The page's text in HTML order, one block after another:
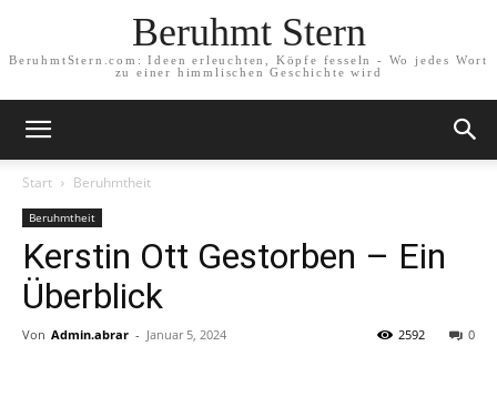
Beruhmt Stern
BeruhmtStern.com: Ideen erleuchten, Köpfe fesseln - Wo jedes Wort
zu einer himmlischen Geschichte wird
Start Beruhmtheit
Beruhmtheit
Kerstin Ott Gestorben – Ein
Überblick
Von Admin.abrar - Januar 5, 2024 0
2592